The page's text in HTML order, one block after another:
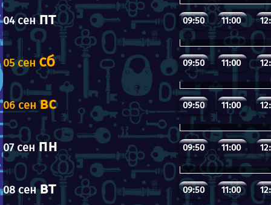
04 сенпт 09:50 11:00
05 сен сб 09:50 11:00
06 сенвс 09:50 11:00
07 сен пн 09:50 11:00
08 сенвт 09:50 11:00